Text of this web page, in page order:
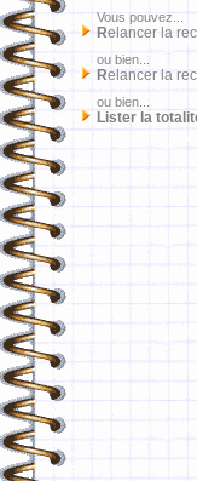
Vous pouvez...
Relancer la
ou bien...
Relancer la
ou bien...
Lister la